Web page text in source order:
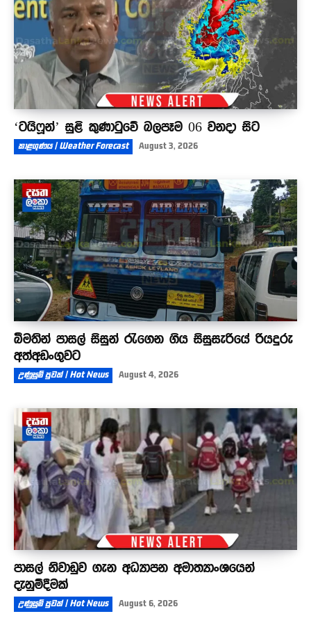
‘ටයිෆූන්’ සුළි කුණාටුවේ බලපෑම 06 වනදා සිට
කාළගුණය | Weather Forecast August 3, 2026
බීමතින් පාසල් සිසුන් රැගෙන ගිය සිසුසැරියේ රියදුරු
අත්අඩංගුවට
උණුසුම් පුවත් | Hot News August 4, 2026
පාසල් නිවාඩුව ගැන අධ්‍යාපන අමාත්‍යාංශයෙන්
දැනුම්දීමක්
උණුසුම් පුවත් | Hot News August 6, 2026